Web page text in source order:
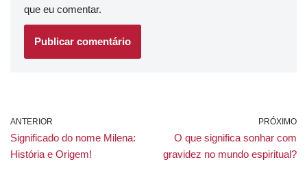
que eu comentar.
ANTERIOR
Significado do nome Milena:
História e Origem!
PRÓXIMO
O que significa sonhar com
gravidez no mundo espiritual?